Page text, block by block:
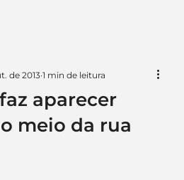
aparecer
meio da rua
de 2013 1 min de leitura
5 estrelas.